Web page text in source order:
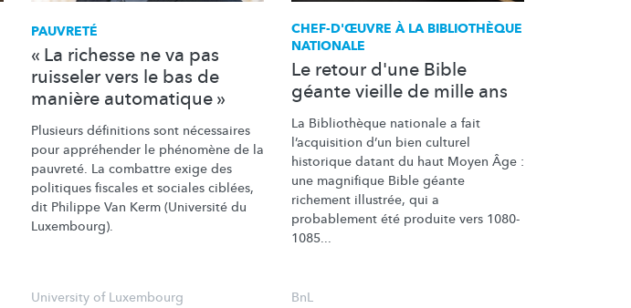
PAUVRETÉ
« La richesse ne va pas
ruisseler vers le bas de
manière automatique »
Plusieurs définitions sont nécessaires
pour appréhender le phénomène de la
pauvreté. La combattre exige des
politiques fiscales et sociales ciblées,
dit Philippe Van Kerm (Université du
Luxembourg).
University of Luxembourg
CHEF-D'ŒUVRE À LA BIBLIOTHÈQUE
NATIONALE
Le retour d'une Bible
géante vieille de mille ans
La Bibliothèque nationale a fait
l’acquisition d’un bien culturel
historique datant du haut Moyen Âge :
une magnifique Bible géante
richement illustrée, qui a
probablement été produite vers 1080-
1085...
BnL